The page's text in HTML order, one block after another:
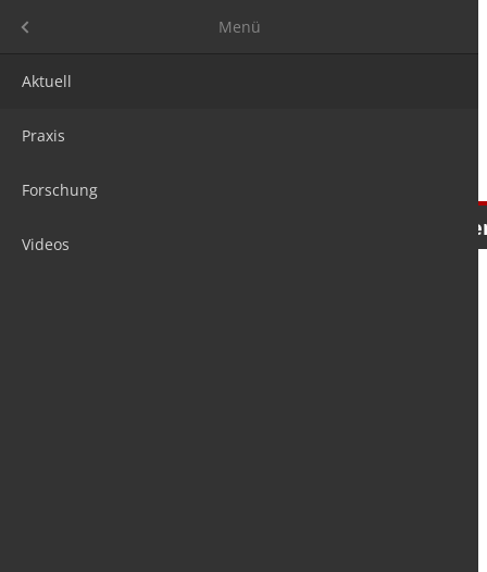
Menü
Aktuell
Praxis
Forschung
Videos